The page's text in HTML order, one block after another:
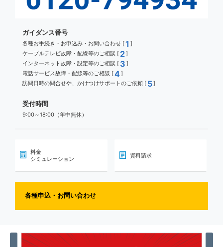
ガイダンス番号
各種お手続き・お申込み・お問い合わせ [1 ]
ケーブルテレビ故障・配線等のご相談 [ 2]
インターネット故障・設定等のご相談 [ 3 ]
電話サービス故障・配線等のご相談 [4]
訪問日時の問合せや、かけつけサポートのご依頼 [ 5]
受付時間
9:00～18:00（年中無休）
料金
シミュレーション
資料請求
各種申込・お問い合わせ